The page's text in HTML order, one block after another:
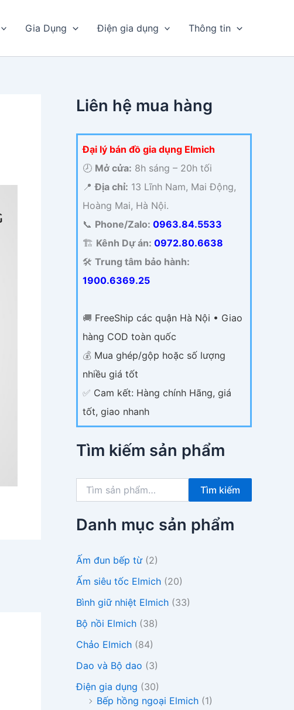
Gia Dụng Điện gia dụng Thông tin
Liên hệ mua hàng
Đại lý bán đồ gia dụng Elmich
🕗 Mở cửa: 8h sáng – 20h tối
📍Địa chỉ: 13 Lĩnh Nam, Mai Động,
Hoàng Mai, Hà Nội.
📞 Phone/Zalo: 0963.84.5533
🏗️ Kênh Dự án: 0972.80.6638
🛠️ Trung tâm bảo hành:
1900.6369.25
🚚 FreeShip các quận Hà Nội • Giao
hàng COD toàn quốc
💰 Mua ghép/gộp hoặc số lượng
nhiều giá tốt
✅ Cam kết: Hàng chính Hãng, giá
tốt, giao nhanh
Tìm kiếm sản phẩm
k
m
:
Tìm kiếm
Danh mục sản phẩm
Ấm đun bếp từ (2)
Ấm siêu tốc Elmich (20)
Bình giữ nhiệt Elmich (33)
Bộ nồi Elmich (38)
Chảo Elmich (84)
Dao và Bộ dao (3)
Điện gia dụng (30)
Bếp hồng ngoại Elmich (1)